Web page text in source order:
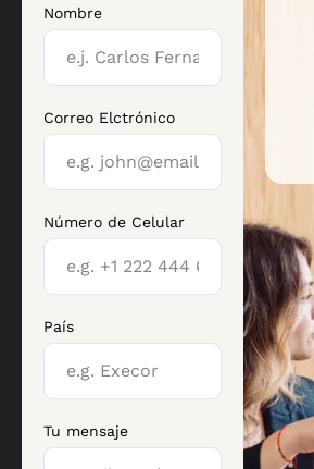
Nombre
Correo Elctrónico
Número de Celular
País
Tu mensaje